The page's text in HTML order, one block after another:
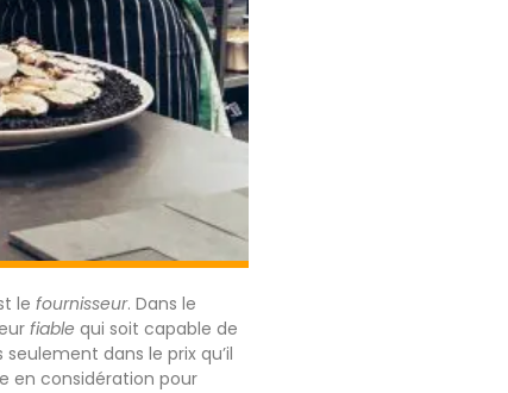
le fournisseur. Dans le
fiable qui soit capable de
dans le prix qu’il
en considération pour